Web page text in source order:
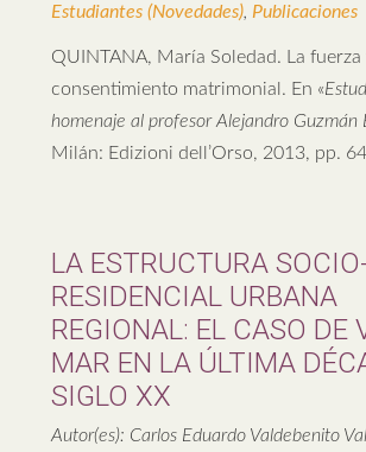
Estudiantes (Novedades), Publicaciones
QUINTANA, María Soledad. La fuerza
consentimiento matrimonial. En «
homenaje al profesor Alejandro Guzmán
Milán: Edizioni dell’Orso, 2013, pp.
LA ESTRUCTURA
RESIDENCIAL URBANA
REGIONAL: EL CASO DE
MAR EN LA ÚLTIMA
SIGLO XX
Autor(es): Carlos Eduardo Valdebenito